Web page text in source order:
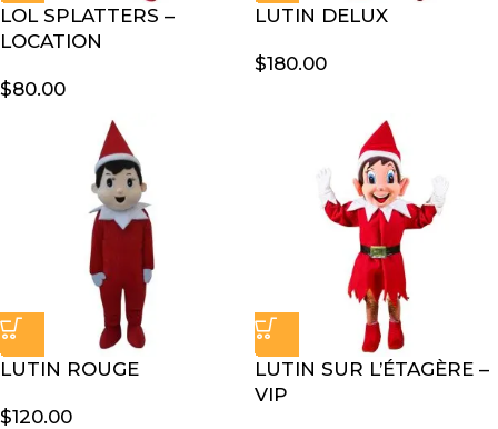
LOL SPLATTERS –
LOCATION
$80.00
LUTIN DELUX
$180.00
LUTIN ROUGE
$120.00
LUTIN SUR L’ÉTAGÈRE –
VIP